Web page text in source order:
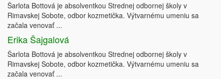
Šarlota Bottová je absolventkou Strednej odbornej školy v
Rimavskej Sobote, odbor kozmetička. Výtvarnému umeniu sa
začala venovať ...
Erika Šajgalová
Šarlota Bottová je absolventkou Strednej odbornej školy v
Rimavskej Sobote, odbor kozmetička. Výtvarnému umeniu sa
začala venovať ...